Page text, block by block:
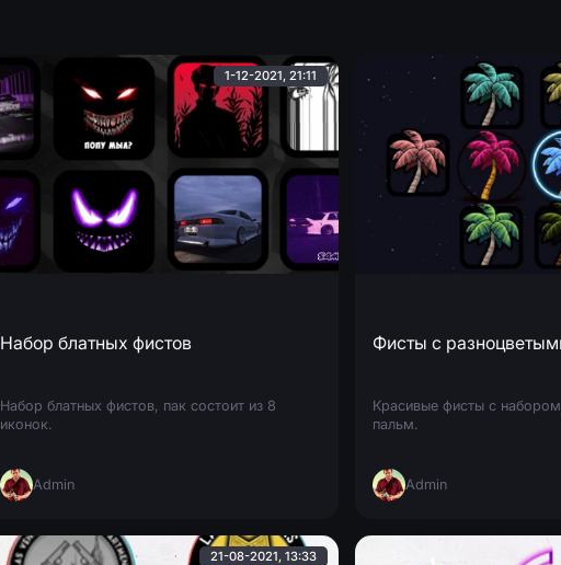
1-12-2021, 21:11
Набор блатных фистов
Набор блатных фистов, пак состоит из 8
иконок.
Admin
Фисты с
Красивые фисты с
пальм.
Admin
21-08-2021, 13:33